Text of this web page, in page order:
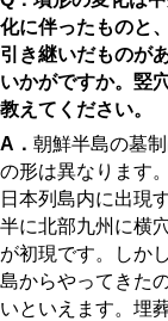
化に伴ったものと
引き継いだものが
いかがですか。竪
教えてください。
A． 朝鮮半島の墓
の形は異なります
日本列島内に出現
半に北部九州に横
が初現です。しか
島からやってきた
いといえます。埋